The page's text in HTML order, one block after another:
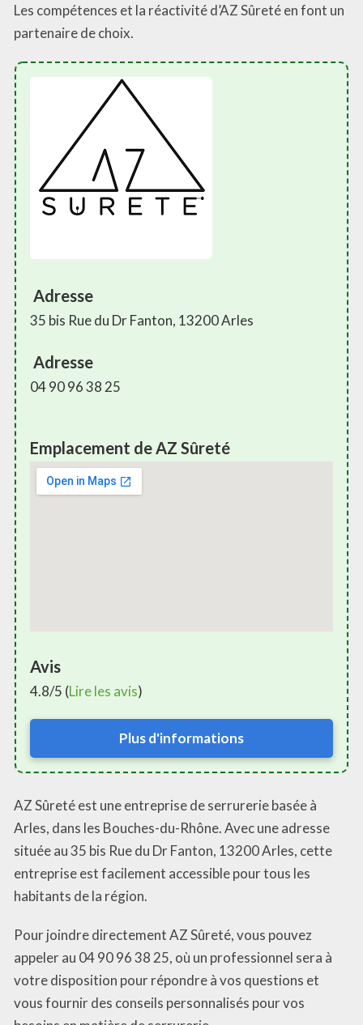
Les compétences et la réactivité d’AZ Sûreté en font un
partenaire de choix.
Adresse
35 bis Rue du Dr Fanton, 13200 Arles
Adresse
04 90 96 38 25
Emplacement de AZ Sûreté
Avis
4.8/5 (Lire les avis)
Plus d'informations
AZ Sûreté est une entreprise de serrurerie basée à
Arles, dans les Bouches-du-Rhône. Avec une adresse
située au 35 bis Rue du Dr Fanton, 13200 Arles, cette
entreprise est facilement accessible pour tous les
habitants de la région.
Pour joindre directement AZ Sûreté, vous pouvez
appeler au 04 90 96 38 25, où un professionnel sera à
votre disposition pour répondre à vos questions et
vous fournir des conseils personnalisés pour vos